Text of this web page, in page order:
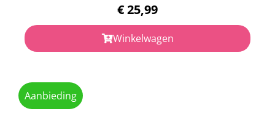
€25,99
Winkelwagen
Aanbieding